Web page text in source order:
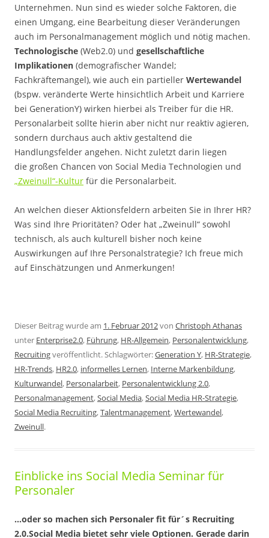
Unternehmen. Nun sind es wieder solche Faktoren, die
einen Umgang, eine Bearbeitung dieser Veränderungen
auch im Personalmanagement möglich und nötig machen.
Technologische (Web2.0) und gesellschaftliche
Implikationen (demografischer Wandel;
Fachkräftemangel), wie auch ein partieller Wertewandel
(bspw. veränderte Werte hinsichtlich Arbeit und Karriere
bei GenerationY) wirken hierbei als Treiber für die HR.
Personalarbeit sollte hierin aber nicht nur reaktiv agieren,
sondern durchaus auch aktiv gestaltend die
Handlungsfelder angehen. Nicht zuletzt darin liegen
die großen Chancen von Social Media Technologien und
„Zweinull“-Kultur für die Personalarbeit.
An welchen dieser Aktionsfeldern arbeiten Sie in Ihrer HR?
Was sind Ihre Prioritäten? Oder hat „Zweinull“ sowohl
technisch, als auch kulturell bisher noch keine
Auswirkungen auf Ihre Personalstrategie? Ich freue mich
auf Einschätzungen und Anmerkungen!
Dieser Beitrag wurde am 1. Februar 2012von Christoph Athanas
unter Enterprise2.0, Führung, HR-Allgemein, Personalentwicklung,
Recruitingveröffentlicht. Schlagwörter:Generation Y, HR-Strategie,
HR-Trends, HR2.0, informelles Lernen, Interne Markenbildung,
Kulturwandel, Personalarbeit, Personalentwicklung 2.0,
Personalmanagement,Social Media,Social Media HR-Strategie,
Social Media Recruiting,Talentmanagement,Wertewandel,
Zweinull.
Einblicke ins Social Media Seminar für
Personaler
…oder so machen sich Personaler fit für´s Recruiting
2.0.Social Media bietet sehr viele Optionen. Gerade darin